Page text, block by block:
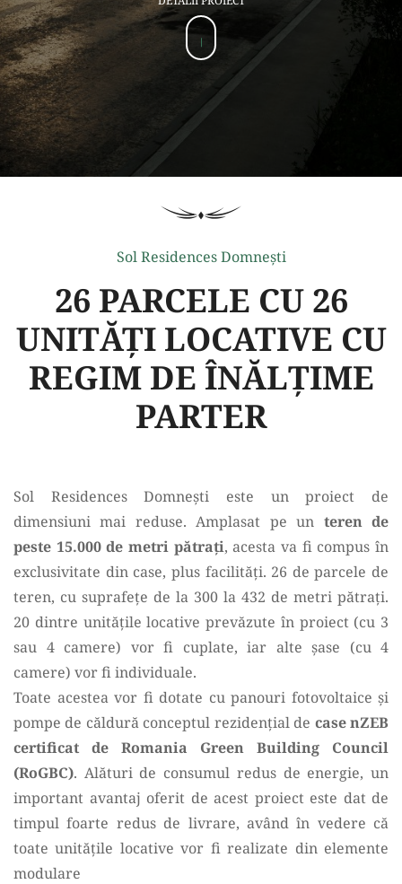
Sol Residences Domneşti
26 PARCELE CU 26
UNITĂŢI LOCATIVE CU
REGIM DE ÎNĂLŢIME
PARTER
Sol Residences Domnești este un proiect de
dimensiuni mai reduse. Amplasat pe un teren de
peste 15.000 de metri pătrați, acesta va fi compus în
exclusivitate din case, plus facilități. 26 de parcele de
teren, cu suprafețe de la 300 la 432 de metri pătrați.
20 dintre unitățile locative prevăzute în proiect (cu 3
sau 4 camere) vor fi cuplate, iar alte șase (cu 4
camere) vor fi individuale.
Toate acestea vor fi dotate cu panouri fotovoltaice și
pompe de căldură conceptul rezidențial de case nZEB
certificat de Romania Green Building Council
(RoGBC). Alături de consumul redus de energie, un
important avantaj oferit de acest proiect este dat de
timpul foarte redus de livrare, având în vedere că
toate unitățile locative vor fi realizate din elemente
modulare